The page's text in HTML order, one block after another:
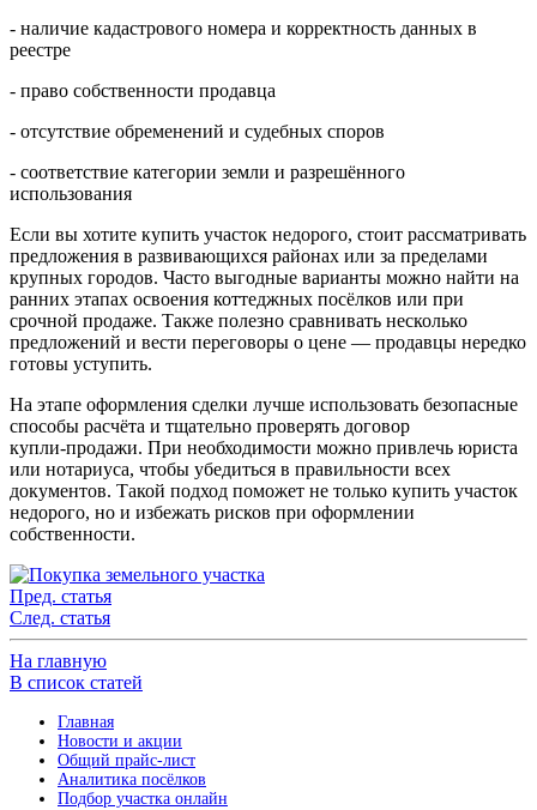
- наличие кадастрового номера и корректность данных в
реестре
- право собственности продавца
- отсутствие обременений и судебных споров
- соответствие категории земли и разрешённого
использования
Если вы хотите купить участок недорого, стоит рассматривать
предложения в развивающихся районах или за пределами
крупных городов. Часто выгодные варианты можно найти на
ранних этапах освоения коттеджных посёлков или при
срочной продаже. Также полезно сравнивать несколько
предложений и вести переговоры о цене — продавцы нередко
готовы уступить.
На этапе оформления сделки лучше использовать безопасные
способы расчёта и тщательно проверять договор
купли‑продажи. При необходимости можно привлечь юриста
или нотариуса, чтобы убедиться в правильности всех
документов. Такой подход поможет не только купить участок
недорого, но и избежать рисков при оформлении
собственности.
Пред. статья
След. статья
На главную
В список статей
Главная
Новости и акции
Общий прайс-лист
Аналитика посёлков
Подбор участка онлайн